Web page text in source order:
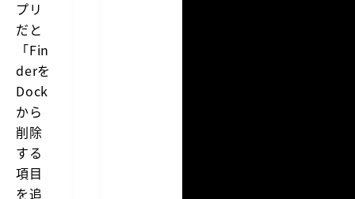
プリ
だと
「Fin
derを
Dock
から
削除
する
項目
を追